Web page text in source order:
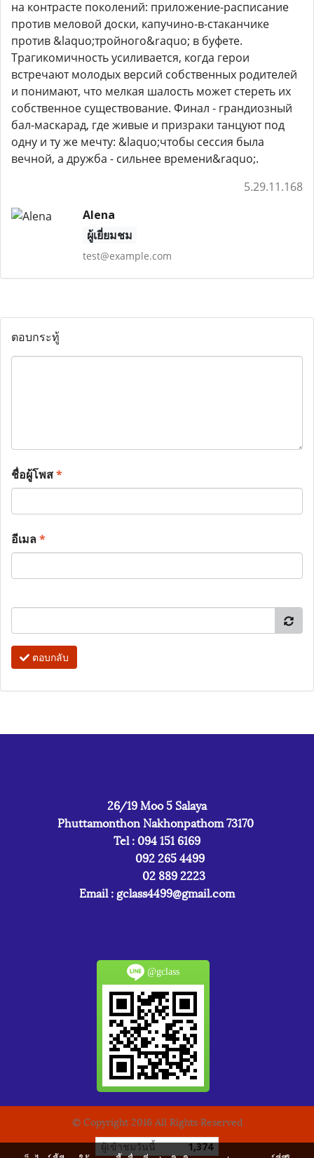
на контрасте поколений: приложение-расписание
против меловой доски, капучино-в-стаканчике
против &laquo;тройного&raquo; в буфете.
Трагикомичность усиливается, когда герои
встречают молодых версий собственных родителей
и понимают, что мелкая шалость может стереть их
собственное существование. Финал - грандиозный
бал-маскарад, где живые и призраки танцуют под
одну и ту же мечту: &laquo;чтобы сессия была
вечной, а дружба - сильнее времени&raquo;.
5.29.11.168
Alena
ผู้เยี่ยมชม
test@example.com
ตอบกระทู้
ชื่อผู้โพส*
อีเมล*
ตอบกลับ
26/19 Moo 5 Salaya
Phuttamonthon Nakhonpathom 73170
Tel : 094 151 6169
092 265 4499
02 889 2223
Email : gclass4499@gmail.com
@gclass
© Copyright 2016 All Rights Reserved
ผู้เข้าชมวันนี้ 1,374